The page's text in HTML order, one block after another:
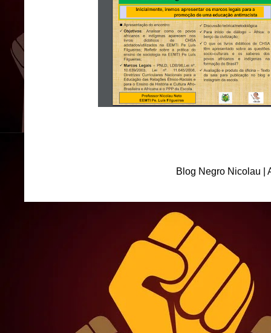
Blog Negro Nicolau |